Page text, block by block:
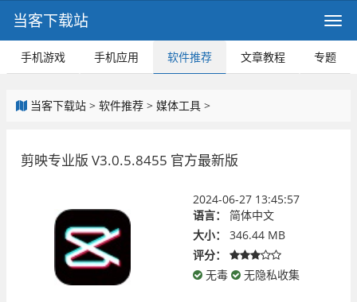
当客下载站
手机游戏 手机应用 软件推荐 文章教程 专题
当客下载站 > 软件推荐 > 媒体工具 >
剪映专业版 V3.0.5.8455 官方最新版
2024-06-27 13:45:57
语言：
简体中文
大小：
346.44 MB
评分：
无毒
无隐私收集